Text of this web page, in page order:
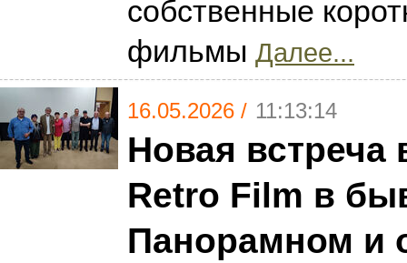
собственные
фильмы Далее...
16.05.2026 / 11:13:14
Новая встреча
Retro Film в
Панорамном и